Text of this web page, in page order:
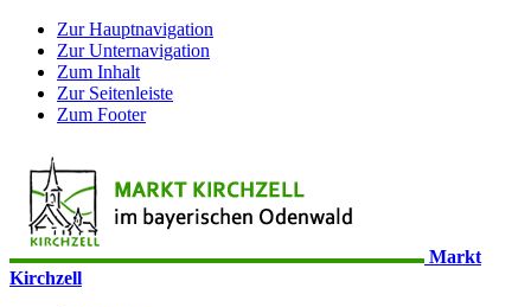
Zur Hauptnavigation
Zur Unternavigation
Zum Inhalt
Zur Seitenleiste
Zum Footer
Markt
Kirchzell